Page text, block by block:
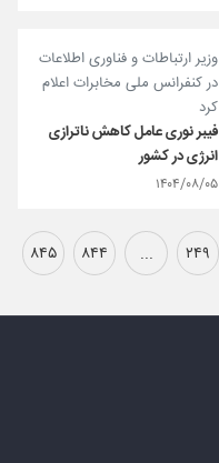
وزیر ارتباطات و فناوری اطلاعات
در کنفرانس ملی مخابرات اعلام
کرد
فیبر نوری عامل کاهش ناترازی
انرژی در کشور
۱۴۰۴/۰۸/۰۵
۲۴۹ ... ۸۴۴ ۸۴۵